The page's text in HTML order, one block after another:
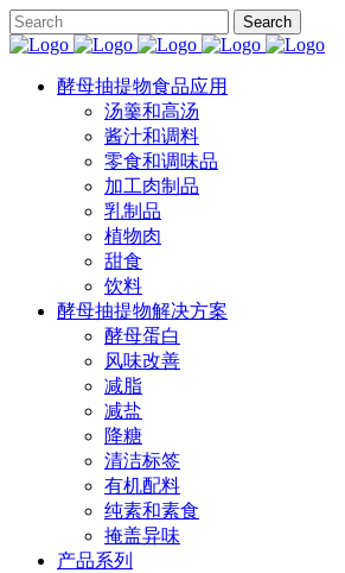
酵母抽提物食品应用
汤羹和高汤
酱汁和调料
零食和调味品
加工肉制品
乳制品
植物肉
甜食
饮料
酵母抽提物解决方案
酵母蛋白
风味改善
减脂
减盐
降糖
清洁标签
有机配料
纯素和素食
掩盖异味
产品系列